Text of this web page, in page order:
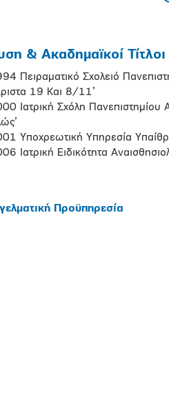
& Ακαδημαϊκοί Τίτλοι
Πειραματικό Σχολειό
19 Και 8/11’
Ιατρική Σχόλη
Υποχρεωτική Υπηρεσία
Ιατρική Ειδικότητα
Προϋπηρεσία